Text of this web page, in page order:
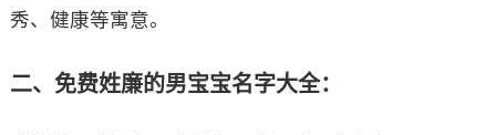
秀、健康等寓意。
二、免费姓廉的男宝宝名字大全：